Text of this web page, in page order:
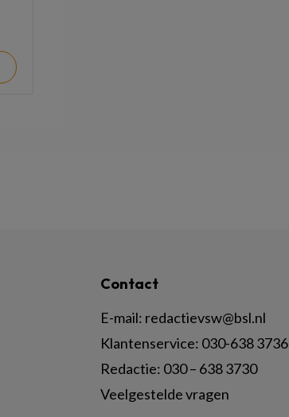
Contact
E-mail: redactievsw@bsl.nl
Klantenservice: 030-638 3736
Redactie: 030 – 638 3730
Veelgestelde vragen